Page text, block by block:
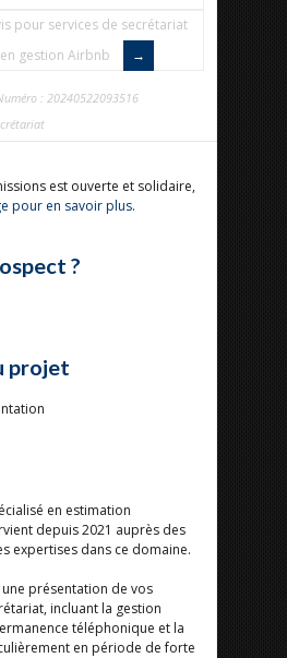
pour services de secrétariat
gestion Airbnb
: 20240522093516
est ouverte et solidaire,
pour en savoir plus.
?
projet
en estimation
depuis 2021 auprès des
expertises dans ce domaine.
présentation de vos
incluant la gestion
téléphonique et la
en période de forte